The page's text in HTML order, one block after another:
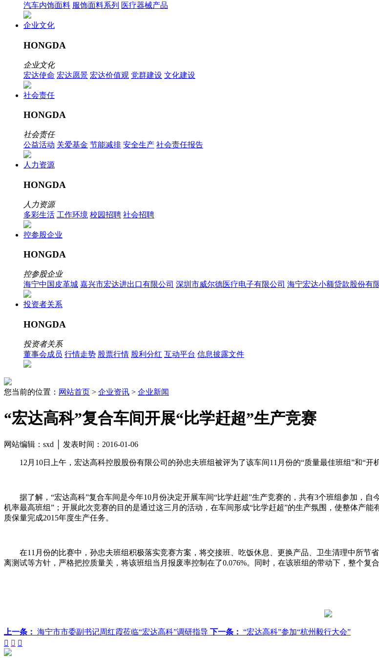
汽车内饰面料 服饰面料系列 医疗器械产品
企业文化
HONGDA
企业文化
宏达使命 宏达愿景 宏达价值观 党群建设 文化建设
社会责任
HONGDA
社会责任
公益活动 关爱基金 节能减排 安全生产 社会责任报告
人力资源
HONGDA
人力资源
多彩生活 工作环境 校园招聘 社会招聘
控参股企业
HONGDA
控参股企业
海宁中国皮革城 嘉兴市宏达进出口有限公司 深圳市威尔德医疗电子有限公司 海宁宏达小额贷款股份有
投资者关系
HONGDA
投资者关系
董事会成员 行情走势 股票行情 股利分红 互动平台 信息披露文件
您当前的位置： 网站首页 > 企业资讯 > 企业新闻
“宏达高科”复合车间开展“比学赶超”生产竞赛
网站编辑：sxd │ 发表时间：2016-01-06
12月10日上午，宏达高科控股股份有限公司的孙忠夫班组被评为了该车间11月份的“质量最佳班组”和“开
据了解，“宏达高科”复合车间是今年10月份决定开展车间“比学赶超”生产竞赛的，共有3个班组参加，
机率最高班组”；开展此次竞赛的目的是通过这三月的活动，在车间形成“比学赶超”的生产氛围，使整体产
质保量完成2015年度生产任务。
在11月份的比赛中，孙忠夫班组积极落实竞赛方案，将交接班、吃饭休息、更换产品、卫生清理中所节
离测试等方针，严格把控质量关，将该班组当月报废率控制在了0.076%。同时，在该班组的带动下，整个复
上一条： 海宁市市委副书记周红霞莅临“宏达高科”调研指导 下一条： “宏达高科”参加“杭州毅行大会”
  